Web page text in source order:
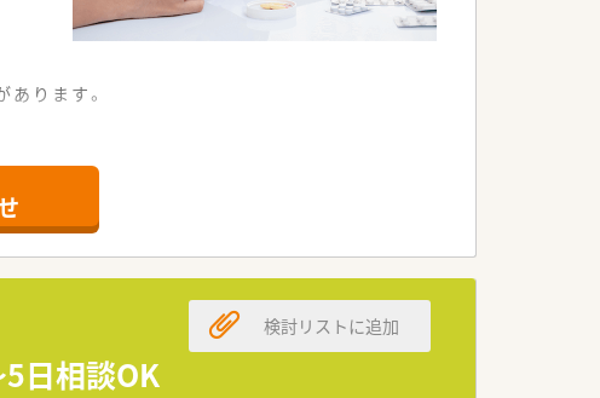
ります。
。
います。
います。
日相談OK
検討リストに追加